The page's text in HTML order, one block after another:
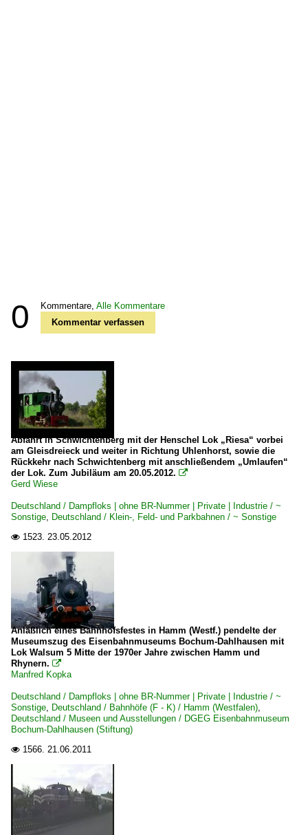
0 Kommentare, Alle Kommentare
Kommentar verfassen
Abfahrt in Schwichtenberg mit der Henschel Lok „Riesa“ vorbei
am Gleisdreieck und weiter in Richtung Uhlenhorst, sowie die
Rückkehr nach Schwichtenberg mit anschließendem „Umlaufen“
der Lok. Zum Jubiläum am 20.05.2012. 
Gerd Wiese
Deutschland / Dampfloks | ohne BR-Nummer | Private | Industrie / ~
Sonstige, Deutschland / Klein-, Feld- und Parkbahnen / ~ Sonstige
 1523. 23.05.2012
Anläßlich eines Bahnhofsfestes in Hamm (Westf.) pendelte der
Museumszug des Eisenbahnmuseums Bochum-Dahlhausen mit
Lok Walsum 5 Mitte der 1970er Jahre zwischen Hamm und
Rhynern. 
Manfred Kopka
Deutschland / Dampfloks | ohne BR-Nummer | Private | Industrie / ~
Sonstige, Deutschland / Bahnhöfe (F - K) / Hamm (Westfalen),
Deutschland / Museen und Ausstellungen / DGEG Eisenbahnmuseum
Bochum-Dahlhausen (Stiftung)
 1566. 21.06.2011